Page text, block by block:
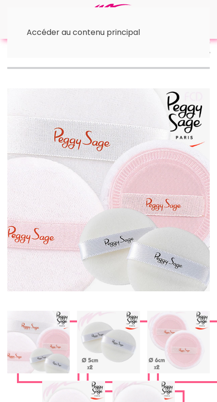
Accéder au contenu principal